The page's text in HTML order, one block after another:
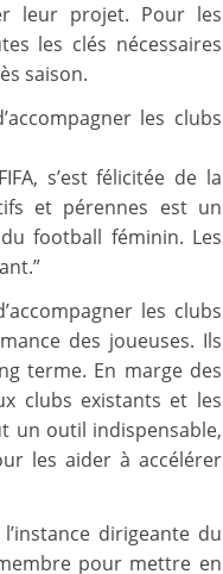
leur projet. Pour les
les clés nécessaires
saison.
les clubs
s’est félicitée de la
et pérennes est un
football féminin. Les
les clubs
des joueuses. Ils
terme. En marge des
clubs existants et les
un outil indispensable,
les aider à accélérer
dirigeante du
pour mettre en